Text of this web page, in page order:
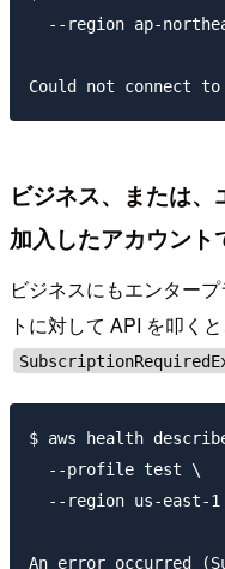
--region ap-
ビジネス、または
加入したアカウント
ビジネスにもエンター
トに対して API を叩く
$ aws health
  --profile test \
  --region us-east-1